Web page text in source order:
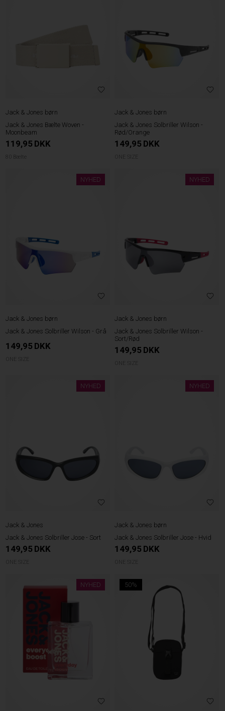
Jack & Jones børn
Jack & Jones Bælte Woven -
Moonbeam
119,95 DKK
80 Bælte
Jack & Jones børn
Jack & Jones Solbriller Wilson -
Rød/Orange
149,95 DKK
ONE SIZE
NYHED
Jack & Jones børn
Jack & Jones Solbriller Wilson - Grå
149,95 DKK
ONE SIZE
NYHED
Jack & Jones børn
Jack & Jones Solbriller Wilson -
Sort/Rød
149,95 DKK
ONE SIZE
NYHED
Jack & Jones
Jack & Jones Solbriller Jose - Sort
149,95 DKK
ONE SIZE
NYHED
Jack & Jones børn
Jack & Jones Solbriller Jose - Hvid
149,95 DKK
ONE SIZE
NYHED 50%